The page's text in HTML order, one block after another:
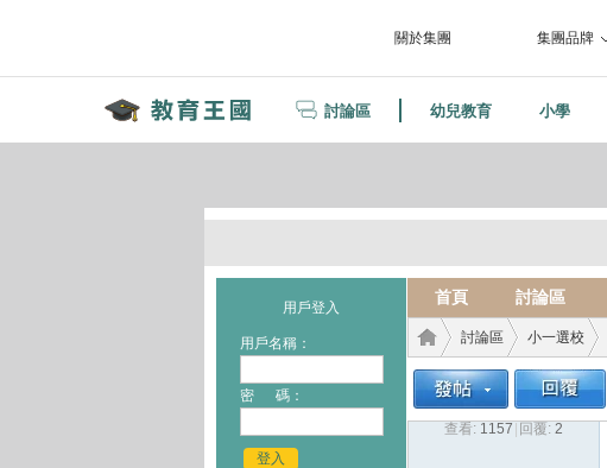
關於集團 集團品牌
討論區 幼兒教育 小學
用戶登入
用戶名稱：
密 碼：
登入
首頁 討論區
討論區
›
小一選校
查看: 1157 回覆: 2